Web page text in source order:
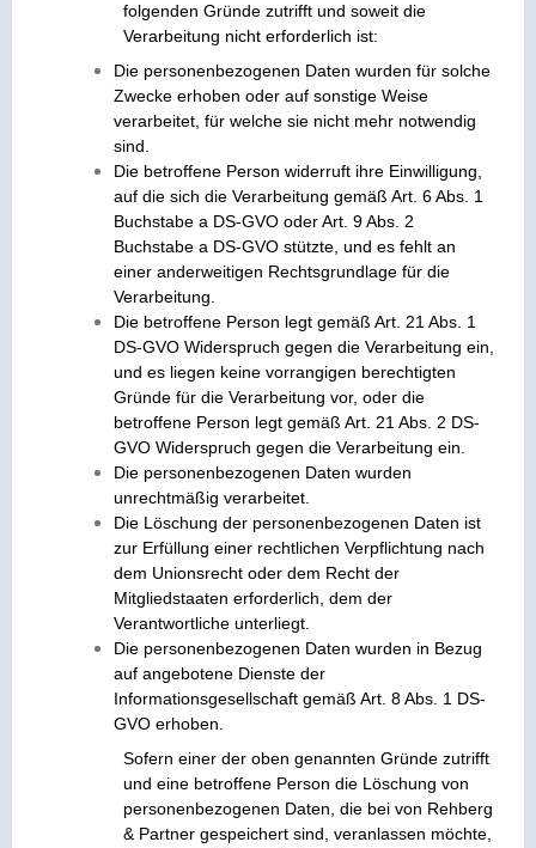
folgenden Gründe zutrifft und soweit die
Verarbeitung nicht erforderlich ist:
Die personenbezogenen Daten wurden für solche
Zwecke erhoben oder auf sonstige Weise
verarbeitet, für welche sie nicht mehr notwendig
sind.
Die betroffene Person widerruft ihre Einwilligung,
auf die sich die Verarbeitung gemäß Art. 6 Abs. 1
Buchstabe a DS-GVO oder Art. 9 Abs. 2
Buchstabe a DS-GVO stützte, und es fehlt an
einer anderweitigen Rechtsgrundlage für die
Verarbeitung.
Die betroffene Person legt gemäß Art. 21 Abs. 1
DS-GVO Widerspruch gegen die Verarbeitung ein,
und es liegen keine vorrangigen berechtigten
Gründe für die Verarbeitung vor, oder die
betroffene Person legt gemäß Art. 21 Abs. 2 DS-
GVO Widerspruch gegen die Verarbeitung ein.
Die personenbezogenen Daten wurden
unrechtmäßig verarbeitet.
Die Löschung der personenbezogenen Daten ist
zur Erfüllung einer rechtlichen Verpflichtung nach
dem Unionsrecht oder dem Recht der
Mitgliedstaaten erforderlich, dem der
Verantwortliche unterliegt.
Die personenbezogenen Daten wurden in Bezug
auf angebotene Dienste der
Informationsgesellschaft gemäß Art. 8 Abs. 1 DS-
GVO erhoben.
Sofern einer der oben genannten Gründe zutrifft
und eine betroffene Person die Löschung von
personenbezogenen Daten, die bei von Rehberg
& Partner gespeichert sind, veranlassen möchte,